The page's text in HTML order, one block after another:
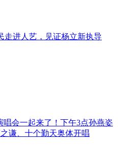
走进人艺，见证杨立新执导
唱会一起来了！下午3点孙燕姿
谦、十个勤天奥体开唱